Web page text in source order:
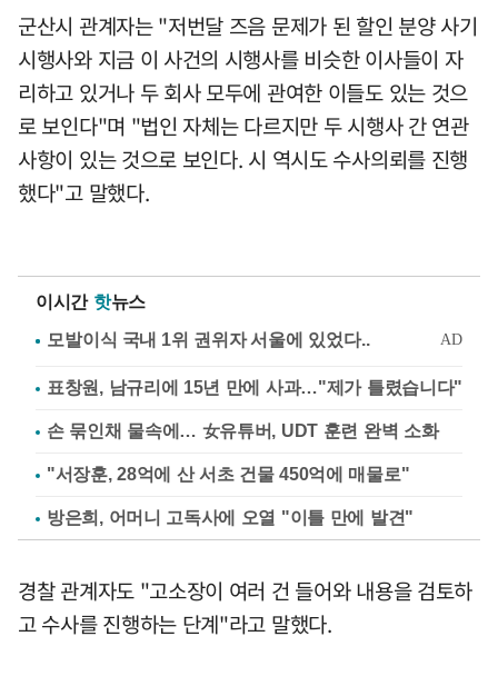
군산시 관계자는 "저번달 즈음 문제가 된 할인 분양 사기
시행사와 지금 이 사건의 시행사를 비슷한 이사들이 자
리하고 있거나 두 회사 모두에 관여한 이들도 있는 것으
로 보인다"며 "법인 자체는 다르지만 두 시행사 간 연관
사항이 있는 것으로 보인다. 시 역시도 수사의뢰를 진행
했다"고 말했다.
이시간 핫뉴스
표창원, 남규리에 15년 만에 사과…"제가 틀렸습니다"
손 묶인채 물속에… 女유튜버, UDT 훈련 완벽 소화
"서장훈, 28억에 산 서초 건물 450억에 매물로"
방은희, 어머니 고독사에 오열 "이틀 만에 발견"
경찰 관계자도 "고소장이 여러 건 들어와 내용을 검토하
고 수사를 진행하는 단계"라고 말했다.